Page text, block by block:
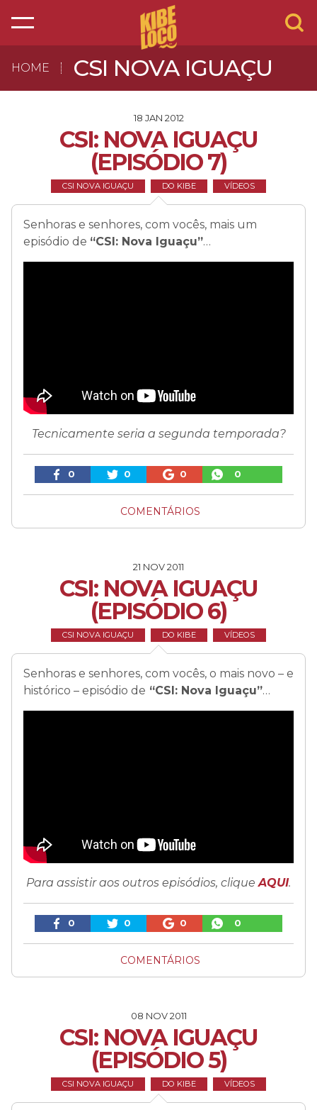
HOME CSI NOVA IGUAÇU
18 JAN 2012
CSI: NOVA IGUAÇU
(EPISÓDIO 7)
CSI NOVA IGUAÇU DO KIBE VÍDEOS
Senhoras e senhores, com vocês, mais um
episódio de “CSI: Nova Iguaçu”…
Tecnicamente seria a segunda temporada?
0 0 0 0
COMENTÁRIOS
21 NOV 2011
CSI: NOVA IGUAÇU
(EPISÓDIO 6)
CSI NOVA IGUAÇU DO KIBE VÍDEOS
Senhoras e senhores, com vocês, o mais novo – e
histórico – episódio de “CSI: Nova Iguaçu”…
Para assistir aos outros episódios, cliqueAQUI.
0 0 0 0
COMENTÁRIOS
08 NOV 2011
CSI: NOVA IGUAÇU
(EPISÓDIO 5)
CSI NOVA IGUAÇU DO KIBE VÍDEOS